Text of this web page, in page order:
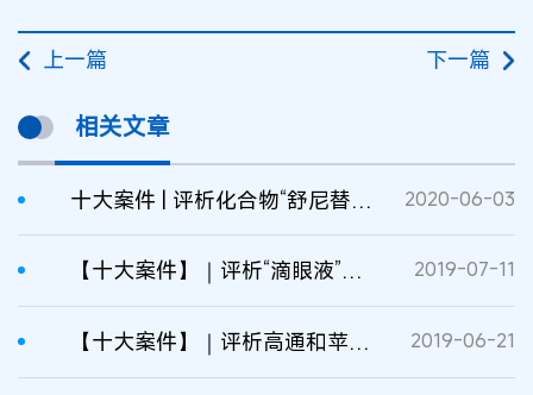
上一篇 下一篇
相关文章
十大案件 | 评析化合物“舒尼替尼”专利权无效宣告请求案 2020-06-03
【十大案件】｜评析“滴眼液”发明专利权无效宣告请求案 2019-07-11
【十大案件】｜评析高通和苹果系列发明专利无效宣告请求案 2019-06-21